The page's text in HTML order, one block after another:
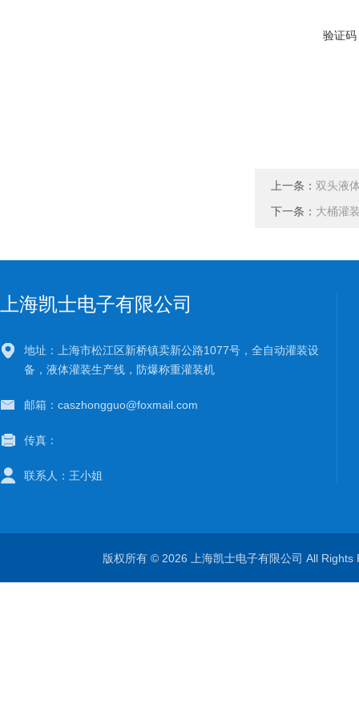
验证码
上一条： 双头液
下一条： 大桶灌
上海凯士电子有限公司
地址：上海市松江区新桥镇卖新公路1077号，全自动灌装设
备，液体灌装生产线，防爆称重灌装机
邮箱：caszhongguo@foxmail.com
传真：
联系人：王小姐
版权所有 © 2026 上海凯士电子有限公司 All